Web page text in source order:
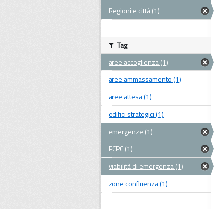
Regioni e città (1)
Tag
aree accoglienza (1)
aree ammassamento (1)
aree attesa (1)
edifici strategici (1)
emergenze (1)
PCPC (1)
viabilità di emergenza (1)
zone confluenza (1)